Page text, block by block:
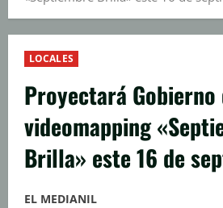
LOCALES
Proyectará Gobierno
videomapping
Brilla» este 16 de
EL MEDIANIL